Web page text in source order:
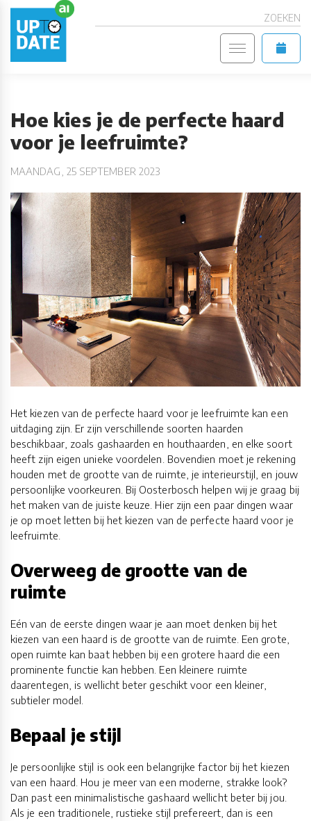
ZOEKEN
Hoe kies je de perfecte haard
voor je leefruimte?
MAANDAG, 25 SEPTEMBER 2023
Het kiezen van de perfecte haard voor je leefruimte kan een
uitdaging zijn. Er zijn verschillende soorten haarden
beschikbaar, zoals gashaarden en houthaarden, en elke soort
heeft zijn eigen unieke voordelen. Bovendien moet je rekening
houden met de grootte van de ruimte, je interieurstijl, en jouw
persoonlijke voorkeuren. Bij Oosterbosch helpen wij je graag bij
het maken van de juiste keuze. Hier zijn een paar dingen waar
je op moet letten bij het kiezen van de perfecte haard voor je
leefruimte.
Overweeg de grootte van de
ruimte
Eén van de eerste dingen waar je aan moet denken bij het
kiezen van een haard is de grootte van de ruimte. Een grote,
open ruimte kan baat hebben bij een grotere haard die een
prominente functie kan hebben. Een kleinere ruimte
daarentegen, is wellicht beter geschikt voor een kleiner,
subtieler model.
Bepaal je stijl
Je persoonlijke stijl is ook een belangrijke factor bij het kiezen
van een haard. Hou je meer van een moderne, strakke look?
Dan past een minimalistische gashaard wellicht beter bij jou.
Als je een traditionele, rustieke stijl prefereert, dan is een